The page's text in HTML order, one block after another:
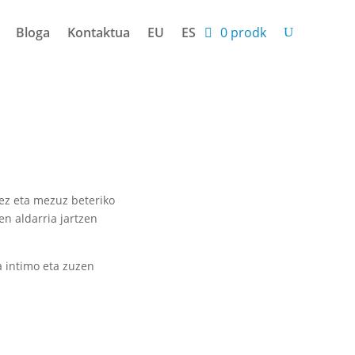
Bloga Kontaktua EU ES 0 prodk
eta mezuz beteriko
aldarria jartzen
intimo eta zuzen